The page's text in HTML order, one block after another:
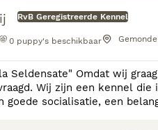
RvB Geregistreerde Kennel
0 puppy's beschikbaar Gemonde
Seldensate" Omdat wij
Wij zijn een kennel
goede socialisatie, een